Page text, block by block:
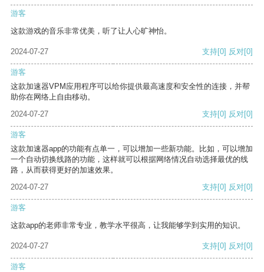
游客
这款游戏的音乐非常优美，听了让人心旷神怡。
2024-07-27 支持[0] 反对[0]
游客
这款加速器VPM应用程序可以给你提供最高速度和安全性的连接，并帮
助你在网络上自由移动。
2024-07-27
支持[0] 反对[0]
游客
这款加速器app的功能有点单一，可以增加一些新功能。比如，可以增加
一个自动切换线路的功能，这样就可以根据网络情况自动选择最优的线
路，从而获得更好的加速效果。
2024-07-27
支持[0] 反对[0]
游客
这款app的老师非常专业，教学水平很高，让我能够学到实用的知识。
2024-07-27 支持[0] 反对[0]
游客